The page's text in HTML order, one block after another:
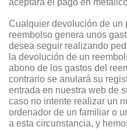
Cualquier devolución de un
reembolso genera unos
desea seguir realizando
la devolución de un
abono de los gastos del
contrario se anulará su
entrada en nuestra web de
caso no intente realizar un
ordenador de un familiar o
a esta circunstancia, y